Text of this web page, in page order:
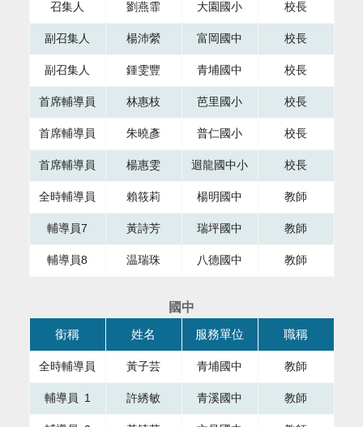
召集人 劉燕霏 大園國小 校長
副召集人 楊沛縈 富岡國中 校長
副召集人 鍾雯豐 青埔國中 校長
首席輔導員 林惠枝 芭里國小 校長
首席輔導員 朱曉彥 普仁國小 校長
首席輔導員 楊惠雯 迴龍國中小 校長
全時輔導員 賴筱莉 楊明國中 教師
輔導員7 黃詩芳 瑞坪國中 教師
輔導員8 温瑞珠 八德國中 教師
國中
本表格為組織成員，共有四個直欄，第一直欄銜稱，第二直
銜稱 姓名 服務單位 職稱
全時輔導員 黃子芸 青埔國中 教師
輔導員 1 許綉敏 青溪國中 教師